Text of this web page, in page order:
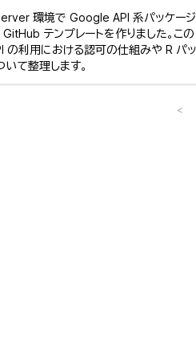
環境で Google API 系パッケージ
テンプレートを作りました。この
利用における認可の仕組みや R パッ
て整理します。
<